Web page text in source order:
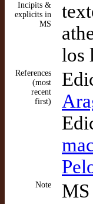
Incipits &
explicits in
MS
los
References
(most
recent
first)
Note MS